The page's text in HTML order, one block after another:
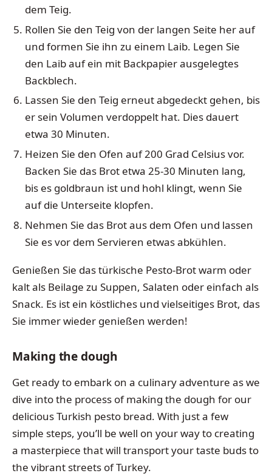
dem Teig.
Rollen Sie den Teig von der langen Seite her auf
und formen Sie ihn zu einem Laib. Legen Sie
den Laib auf ein mit Backpapier ausgelegtes
Backblech.
Lassen Sie den Teig erneut abgedeckt gehen, bis
er sein Volumen verdoppelt hat. Dies dauert
etwa 30 Minuten.
Heizen Sie den Ofen auf 200 Grad Celsius vor.
Backen Sie das Brot etwa 25-30 Minuten lang,
bis es goldbraun ist und hohl klingt, wenn Sie
auf die Unterseite klopfen.
Nehmen Sie das Brot aus dem Ofen und lassen
Sie es vor dem Servieren etwas abkühlen.
Genießen Sie das türkische Pesto-Brot warm oder
kalt als Beilage zu Suppen, Salaten oder einfach als
Snack. Es ist ein köstliches und vielseitiges Brot, das
Sie immer wieder genießen werden!
Making the dough
Get ready to embark on a culinary adventure as we
dive into the process of making the dough for our
delicious Turkish pesto bread. With just a few
simple steps, you’ll be well on your way to creating
a masterpiece that will transport your taste buds to
the vibrant streets of Turkey.